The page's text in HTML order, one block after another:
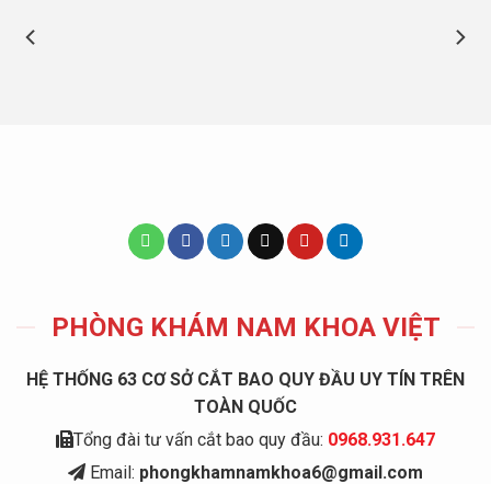
PHÒNG KHÁM NAM KHOA VIỆT
HỆ THỐNG 63 CƠ SỞ CẮT BAO QUY ĐẦU UY TÍN TRÊN
TOÀN QUỐC
Tổng đài tư vấn cắt bao quy đầu: 0968.931.647
Email: phongkhamnamkhoa6@gmail.com